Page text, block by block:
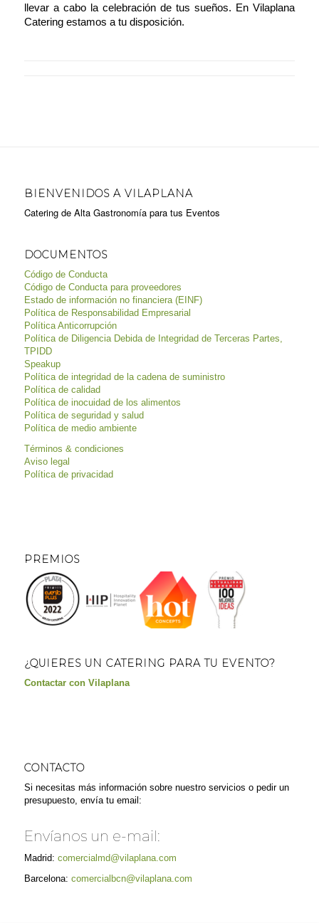
llevar a cabo la celebración de tus sueños. EnVilaplana
Cateringestamos a tu disposición.
BIENVENIDOS A VILAPLANA
Catering de Alta Gastronomía para tus Eventos
DOCUMENTOS
Código de Conducta
Código de Conducta para proveedores
Estado de información no financiera (EINF)
Política de Responsabilidad Empresarial
Política Anticorrupción
Política de Diligencia Debida de Integridad de Terceras Partes,
TPIDD
Speakup
Política de integridad de la cadena de suministro
Política de calidad
Política de inocuidad de los alimentos
Política de seguridad y salud
Política de medio ambiente
Términos & condiciones
Aviso legal
Política de privacidad
PREMIOS
¿QUIERES UN CATERING PARA TU EVENTO?
Contactar con Vilaplana
CONTACTO
Si necesitas más información sobre nuestro servicios o pedir un
presupuesto, envía tu email:
Envíanos un e-mail:
Madrid: comercialmd@vilaplana.com
Barcelona: comercialbcn@vilaplana.com